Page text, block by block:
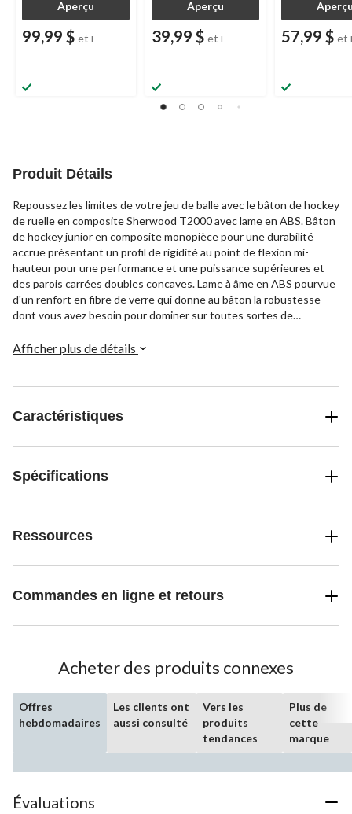
Aperçu
99,99 $ et+
Aperçu
39,99 $ et+ 57,99 $
Produit Détails
Repoussez les limites de votre jeu de balle avec le bâton de hockey
de ruelle en composite Sherwood T2000 avec lame en ABS. Bâton
de hockey junior en composite monopièce pour une durabilité
accrue présentant un profil de rigidité au point de flexion mi-
hauteur pour une performance et une puissance supérieures et
des parois carrées doubles concaves. Lame à âme en ABS pourvue
d'un renfort en fibre de verre qui donne au bâton la robustesse
dont vous avez besoin pour dominer sur toutes sortes de
Afficher plus de détails
Caractéristiques
Spécifications
Ressources
Commandes en ligne et retours
Acheter des produits connexes
Offres
hebdomadaires
Les clients ont
aussi consulté
Vers les
produits
tendances
Plus de
cette
marque
Évaluations